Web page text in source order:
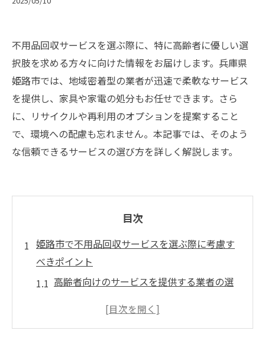
不用品回収サービスを選ぶ際に、特に高齢者に優しい選
択肢を求める方々に向けた情報をお届けします。兵庫県
姫路市では、地域密着型の業者が迅速で柔軟なサービス
を提供し、家具や家電の処分もお任せできます。さら
に、リサイクルや再利用のオプションを提案すること
で、環境への配慮も忘れません。本記事では、そのよう
な信頼できるサービスの選び方を詳しく解説します。
目次
姫路市で不用品回収サービスを選ぶ際に考慮す
べきポイント
高齢者向けのサービスを提供する業者の選
料金体系の透明性を確認する方法